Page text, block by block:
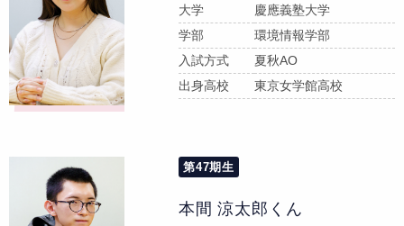
大学
慶應義塾大学
学部
環境情報学部
入試方式
夏秋AO
出身高校
東京女学館高校
第47期生
本間 涼太郎くん